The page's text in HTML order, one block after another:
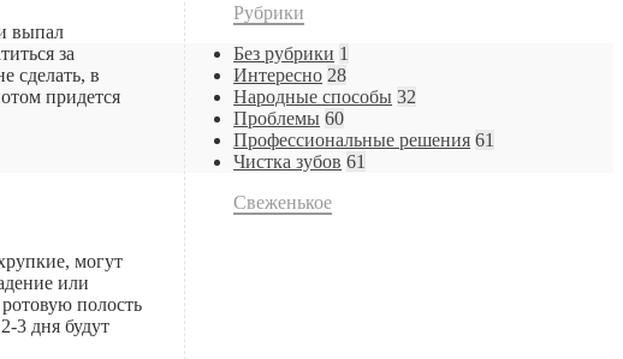
выпал
за
сделать, в
придется
могут
или
полость
3 дня будут
Рубрики
Без рубрики 1
Интересно 28
Народные способы 32
Проблемы 60
Профессиональные решения 61
Чистка зубов 61
Свеженькое